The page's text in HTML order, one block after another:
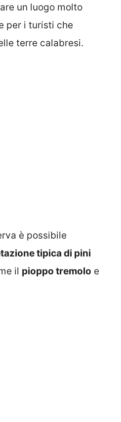
un luogo molto
per i turisti che
terre calabresi.
è possibile
tipica di pini
il pioppo tremolo e